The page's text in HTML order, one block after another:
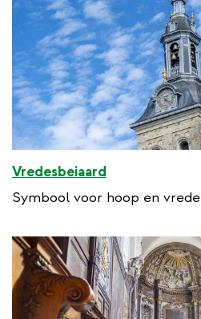
Vredesbeiaard
Symbool voor hoop en vrede